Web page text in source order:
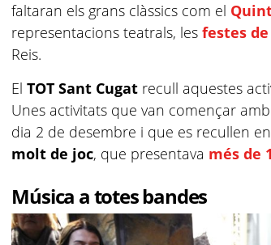
faltaran els grans clàssics com el
representacions teatrals, les festes
Reis.
El TOT Sant Cugat recull aquestes
Unes activitats que van començar
dia 2 de desembre i que es recullen
molt de joc, que presentava més de
Música a totes bandes